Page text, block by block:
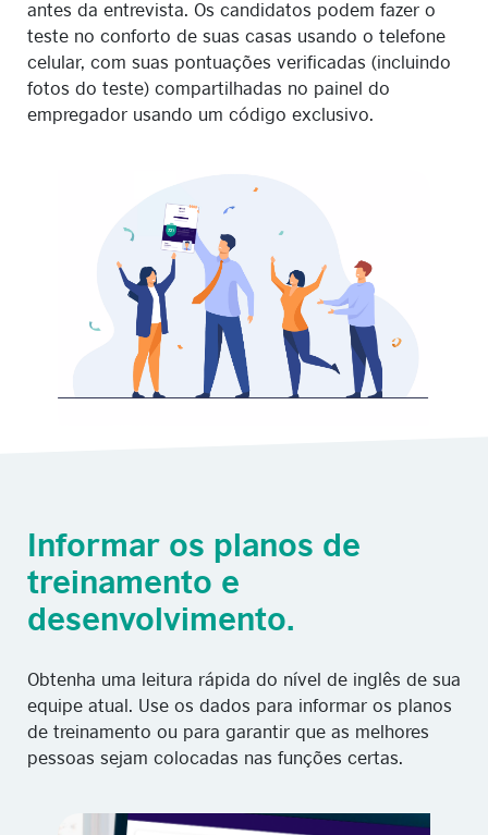
antes da entrevista. Os candidatos podem fazer o
teste no conforto de suas casas usando o telefone
celular, com suas pontuações verificadas (incluindo
fotos do teste) compartilhadas no painel do
empregador usando um código exclusivo.
Informar os planos de
treinamento e
desenvolvimento.
Obtenha uma leitura rápida do nível de inglês de sua
equipe atual. Use os dados para informar os planos
de treinamento ou para garantir que as melhores
pessoas sejam colocadas nas funções certas.